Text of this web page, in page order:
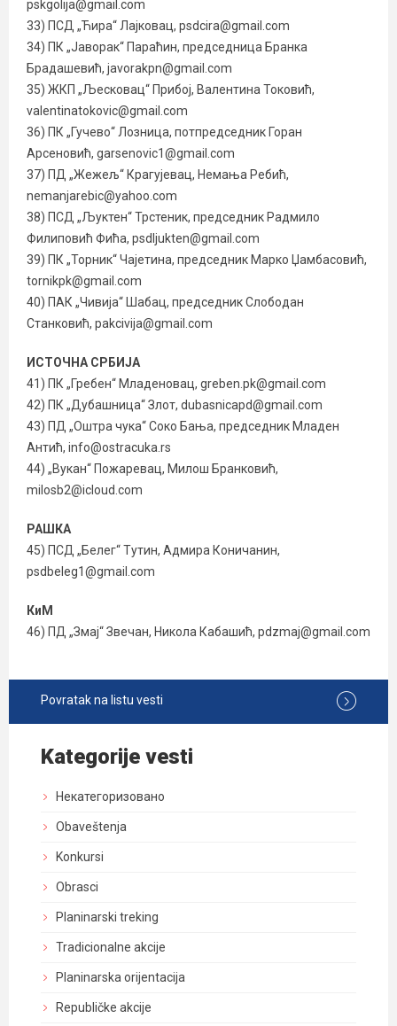
pskgolija@gmail.com
33) ПСД „Ћира“ Лајковац, psdcira@gmail.com
34) ПК „Јаворак“ Параћин, председница Бранка
Брадашевић, javorakpn@gmail.com
35) ЖКП „Љесковац“ Прибој, Валентина Токовић,
valentinatokovic@gmail.com
36) ПК „Гучево“ Лозница, потпредседник Горан
Арсеновић, garsenovic1@gmail.com
37) ПД „Жежељ“ Крагујевац, Немања Ребић,
nemanjarebic@yahoo.com
38) ПСД „Љуктен“ Трстеник, председник Радмило
Филиповић Фића, psdljukten@gmail.com
39) ПК „Торник“ Чајетина, председник Марко Џамбасовић,
tornikpk@gmail.com
40) ПАК „Чивија“ Шабац, председник Слободан
Станковић, pakcivija@gmail.com
ИСТОЧНА СРБИЈА
41) ПК „Гребен“ Младеновац, greben.pk@gmail.com
42) ПК „Дубашница“ Злот, dubasnicapd@gmail.com
43) ПД „Оштра чука“ Соко Бања, председник Младен
Антић, info@ostracuka.rs
44) „Вукан“ Пожаревац, Милош Бранковић,
milosb2@icloud.com
РАШКА
45) ПСД „Белег“ Тутин, Адмира Коничанин,
psdbeleg1@gmail.com
КиМ
46) ПД „Змај“ Звечан, Никола Кабашић, pdzmaj@gmail.com
Povratak na listu vesti
Kategorije vesti
Некатегоризовано
Obaveštenja
Konkursi
Obrasci
Planinarski treking
Tradicionalne akcije
Planinarska orijentacija
Republičke akcije